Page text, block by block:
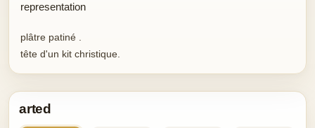
representation
plâtre patiné .
tête d'un kit christique.
arted